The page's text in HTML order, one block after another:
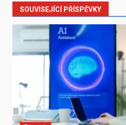
SOUVISEJÍCÍ PŘÍSPĚVKY